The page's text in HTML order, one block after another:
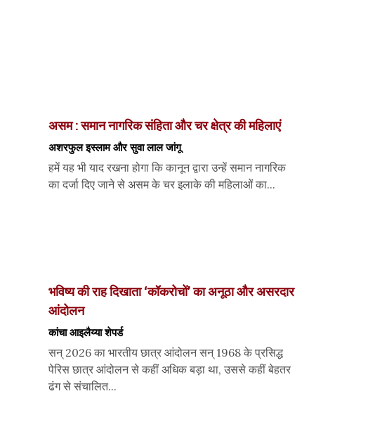
असम : समान नागरिक संहिता और चर क्षेत्र की महिलाएं
अशरफुल इस्लाम और सुवा लाल जांगू
हमें यह भी याद रखना होगा कि कानून द्वारा उन्हें समान नागरिक
का दर्जा दिए जाने से असम के चर इलाके की महिलाओं का...
भविष्य की राह दिखाता ‘कॉकरोचों’ का अनूठा और असरदार
आंदोलन
कांचा आइलैय्या शेपर्ड
सन् 2026 का भारतीय छात्र आंदोलन सन् 1968 के प्रसिद्ध
पेरिस छात्र आंदोलन से कहीं अधिक बड़ा था, उससे कहीं बेहतर
ढंग से संचालित...